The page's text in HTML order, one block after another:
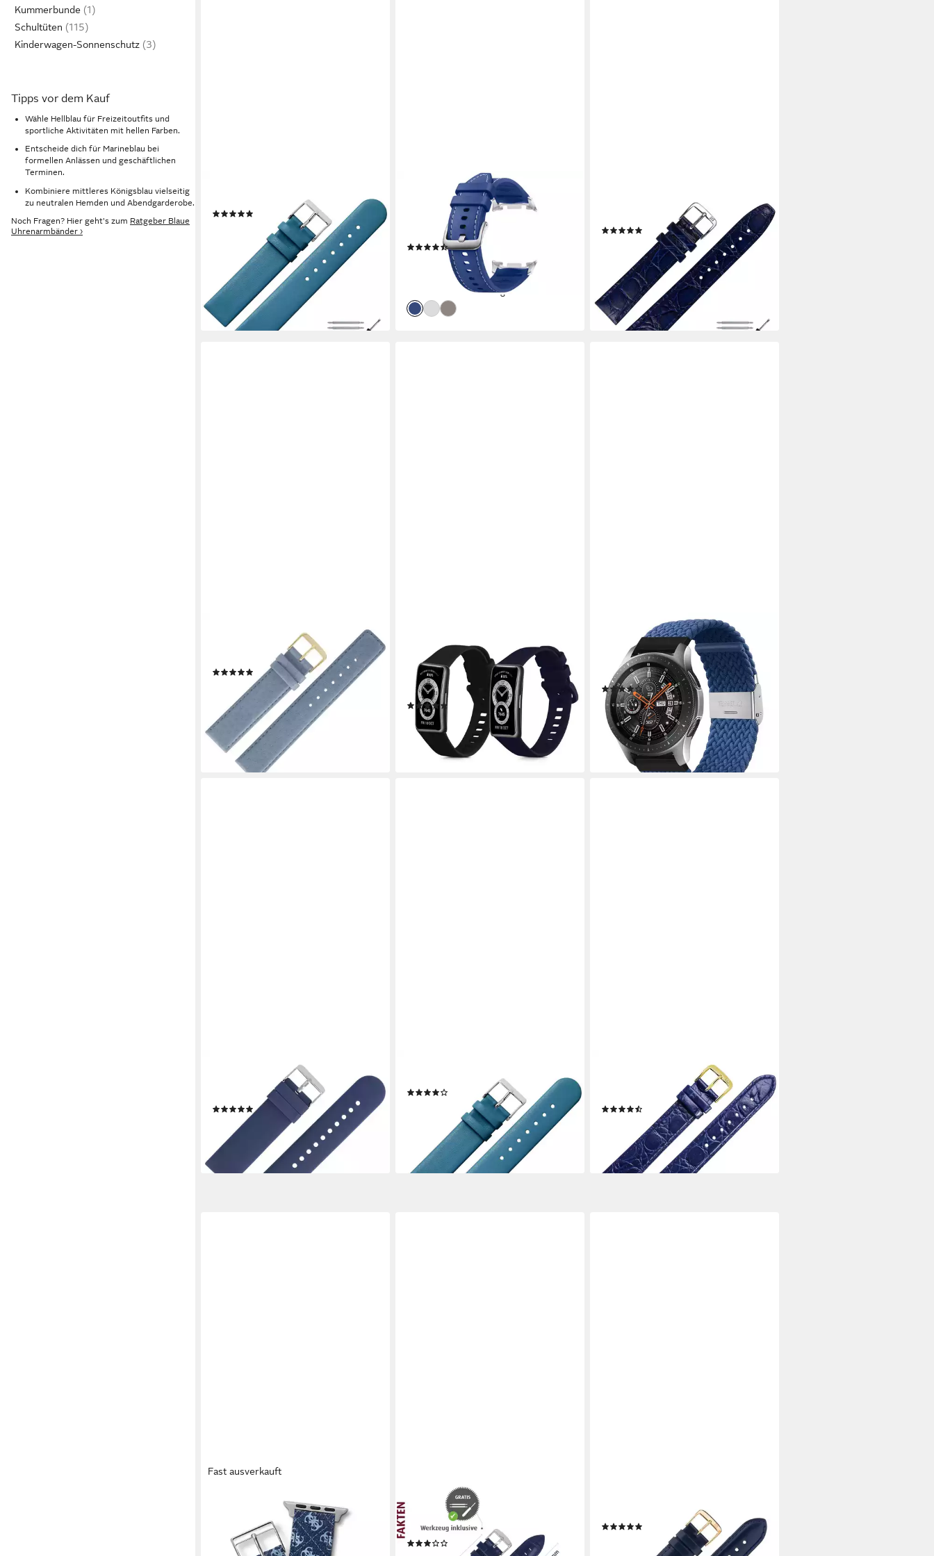
Kummerbunde
Schultüten
Kinderwagen-Sonnenschutz
Tipps vor dem Kauf
Wähle Hellblau für Freizeitoutfits und
sportliche Aktivitäten mit hellen Farben.
Entscheide dich für Marineblau bei
formellen Anlässen und geschäftlichen
Terminen.
Kombiniere mittleres Königsblau vielseitig
zu neutralen Hemden und Abendgarderobe.
Noch Fragen? Hier geht's zum Ratgeber Blaue
Uhrenarmbänder ›
Uhrenarmband 18mm Leder
lieferbar - in 2-3 Werktagen bei dir
+23
Wechselarmband Hybrid Band (Gr.
S/M/L) für Samsung Galaxy Watch8
/ Watch8 Classic
(9)
UVP59,90 €
lieferbar - in 3-4 Werktagen bei dir
Uhrenarmband 20mm Leder Kroko
(Caiman) Prägung
lieferbar - in 2-3 Werktagen bei dir
+10
Uhrenarmband 20mm Leder
Schwein Schweinsleder
(1)
lieferbar - in 2-3 Werktagen bei dir
Uhrenarmband 2x Uhrenarmband für
Huawei Band 10 / 9 / 8 Armband,
Fitnesstracker Band Set aus TPU
Silikon - Ersatzarmband Smartwatch
5,99 €
(3,00 €/ 1 Stk)
lieferbar - in 2-3 Werktagen bei dir
Uhrenarmband 20mm/ 22mm,
verstellbar, Nylon geflochten,
Ersatzarmband mit Schließe
(15)
18,99 € UVP28,99 €
-34%
lieferbar in 2 Wochen
Uhrenarmband 20mm Silikon Fitness
Smartwatch XS Extra Kurz Blau
(1)
19,99 €
lieferbar - in 2-3 Werktagen bei dir
Uhrenarmband 20mm Leder
lieferbar - in 2-3 Werktagen bei dir
+23
Uhrenarmband 22mm Leder XL
Extra Lang Kroko Prägung
lieferbar - in 2-3 Werktagen bei dir
+9
Fast ausverkauft
Uhrenarmband GUESS APPLE BAND
(38MM-40MM), Armband: 100%
Leder
MARBURGER
Uhrenarmband 22mm Leder
Alligator Prägung
Uhrenarmband 18mm Leder
lieferbar - in 2-3 Werktagen bei dir